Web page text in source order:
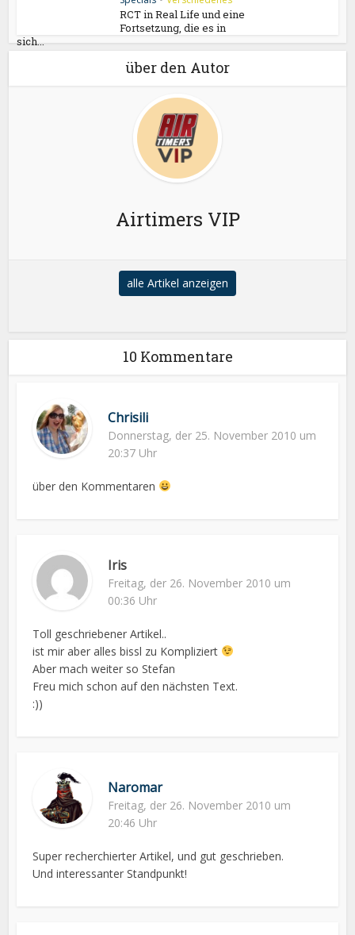
RCT in Real Life und eine
Fortsetzung, die es in
sich...
über den Autor
Airtimers VIP
alle Artikel anzeigen
10 Kommentare
Chrisili
Donnerstag, der 25. November 2010 um
20:37 Uhr
über den Kommentaren
Iris
Freitag, der 26. November 2010 um
00:36 Uhr
Toll geschriebener Artikel..
ist mir aber alles bissl zu Kompliziert
Aber mach weiter so Stefan
Freu mich schon auf den nächsten Text.
:))
Naromar
Freitag, der 26. November 2010 um
20:46 Uhr
Super recherchierter Artikel, und gut geschrieben.
Und interessanter Standpunkt!